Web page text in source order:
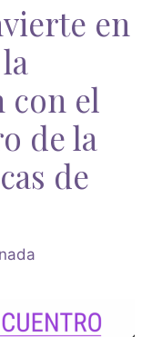
en
con el
de la
de